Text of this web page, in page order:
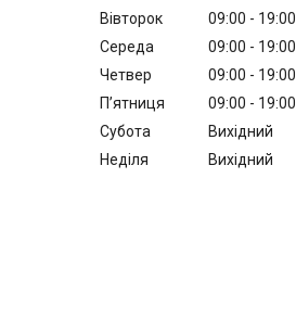
Вівторок
09:00
19:00
Середа
09:00
19:00
Четвер
09:00
19:00
Пʼятниця
09:00
19:00
Субота
Вихідний
Неділя
Вихідний